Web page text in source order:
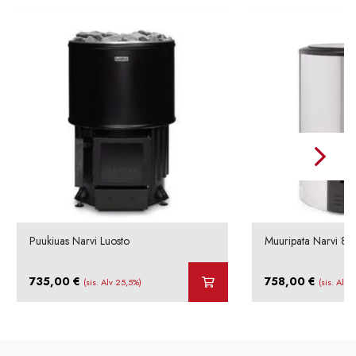
Puukiuas Narvi Luosto
735,00 € (sis. Alv 25,5%)
Muuripata Narvi 80
758,00 € (sis. Alv